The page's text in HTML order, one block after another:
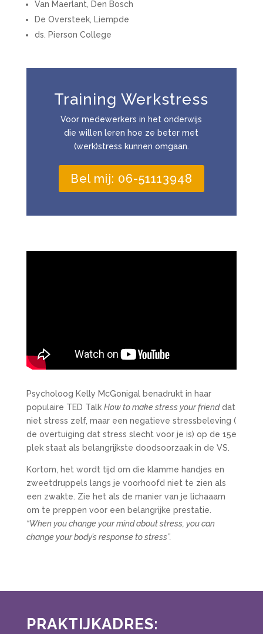
Van Maerlant, Den Bosch
De Oversteek, Liempde
ds. Pierson College
Training Werkstress
Voor medewerkers in het onderwijs
die willen leren hoe ze beter met
(werk)stress kunnen omgaan.
Bel mij: 06-51113948
Psycholoog Kelly McGonigal benadrukt in haar
populaire TED Talk How to make stress your frienddat
niet stress zelf, maar een negatieve stressbeleving (
de overtuiging dat stress slecht voor je is) op de 15e
plek staat als belangrijkste doodsoorzaak in de VS.
Kortom, het wordt tijd om die klamme handjes en
zweetdruppels langs je voorhoofd niet te zien als
een zwakte. Zie het als de manier van je lichaaam
om te preppen voor een belangrijke prestatie.
“When you change your mind about stress, you can
change your body’s response to stress”.
PRAKTIJKADRES: